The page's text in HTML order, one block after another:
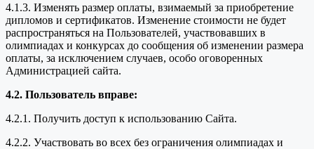
4.1.3. Изменять размер оплаты, взимаемый за приобретение
дипломов и сертификатов. Изменение стоимости не будет
распространяться на Пользователей, участвовавших в
олимпиадах и конкурсах до сообщения об изменении размера
оплаты, за исключением случаев, особо оговоренных
Администрацией сайта.
4.2. Пользователь вправе:
4.2.1. Получить доступ к использованию Сайта.
4.2.2. Участвовать во всех без ограничения олимпиадах и